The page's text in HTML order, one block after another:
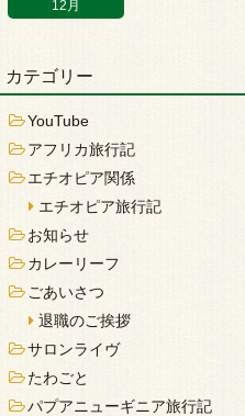
12月
カテゴリー
YouTube
アフリカ旅行記
エチオピア関係
エチオピア旅行記
お知らせ
カレーリーフ
ごあいさつ
退職のご挨拶
サロンライヴ
たわごと
パプアニューギニア旅行記